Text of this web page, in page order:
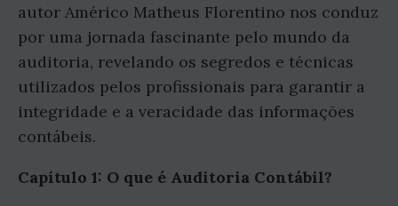
autor Américo Matheus Florentino nos conduz
por uma jornada fascinante pelo mundo da
auditoria, revelando os segredos e técnicas
utilizados pelos profissionais para garantir a
integridade e a veracidade das informações
contábeis.
Capítulo 1: O que é Auditoria Contábil?